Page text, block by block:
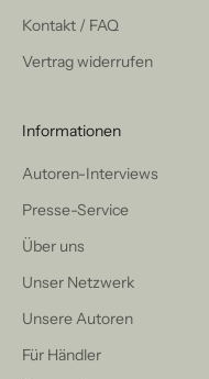
Kontakt / FAQ
Vertrag widerrufen
Informationen
Autoren-Interviews
Presse-Service
Über uns
Unser Netzwerk
Unsere Autoren
Für Händler